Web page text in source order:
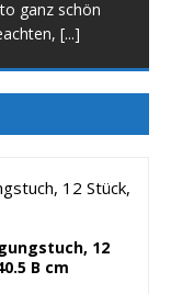
ganz schön
[...]
12
B cm